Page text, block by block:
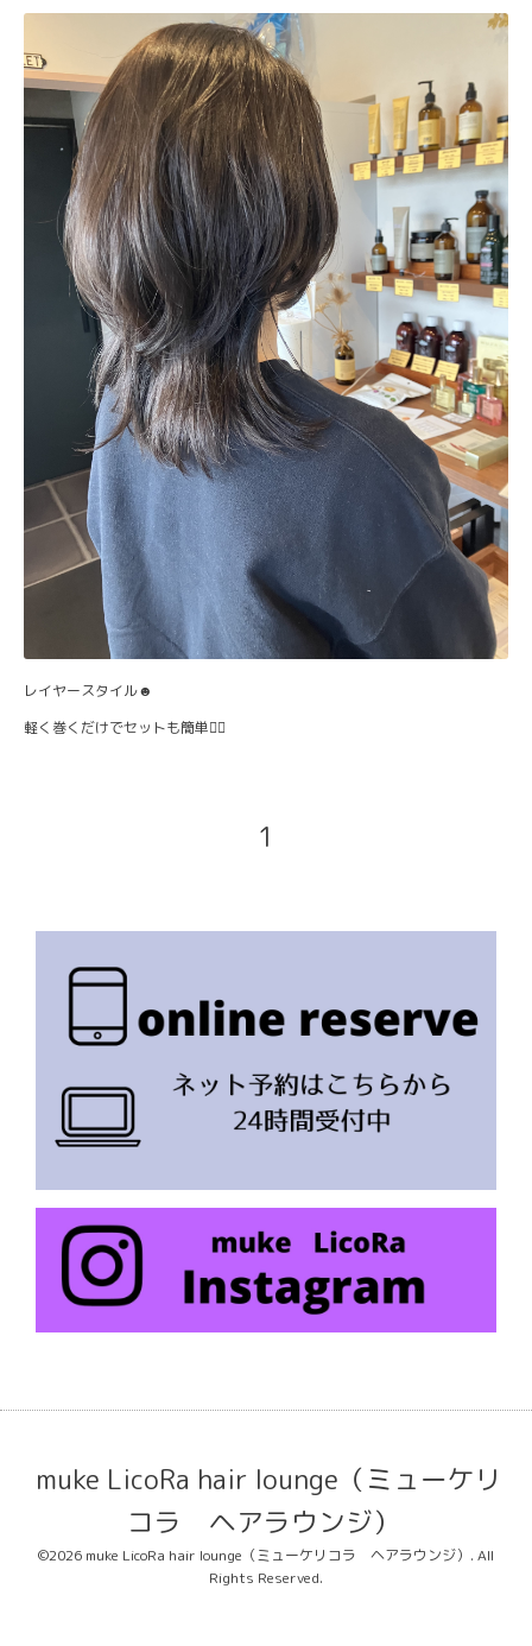
レイヤースタイル☻
軽く巻くだけでセットも簡単💇‍♀️
1
muke LicoRa hair lounge（ミューケリ
コラ ヘアラウンジ）
©2026 muke LicoRa hair lounge（ミューケリコラ ヘアラウンジ） . All
Rights Reserved.